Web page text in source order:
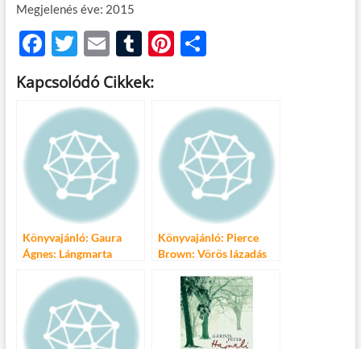
Megjelenés éve: 2015
F
ac
e
b
o
o
k
T
w
itt
er
E
m
ail
T
u
m
Pi
es
O
m
e
g
Kapcsolódó Cikkek:
Könyvajánló: Gaura
Ágnes: Lángmarta
Könyvajánló: Pierce
Brown: Vörös lázadás